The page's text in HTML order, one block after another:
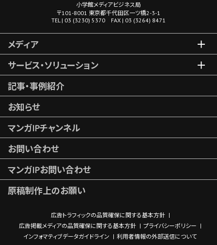
小学館メディアビジネス局
〒101-8001 東京都千代田区一ツ橋2-3-1
TEL | 03 (3230) 5370 FAX | 03 (3264) 8471
メディア
サービス・ソリューション
記事・事例紹介
お知らせ
マンガIPチャンネル
お問い合わせ
マンガIPお問い合わせ
原稿制作上のお願い
広告トラフィックの品質確保に関する基本方針
広告掲載メディアの品質確保に関する基本方針
プライバシーポリシー
インフォマティブデータガイドライン
利用者情報の外部送信について